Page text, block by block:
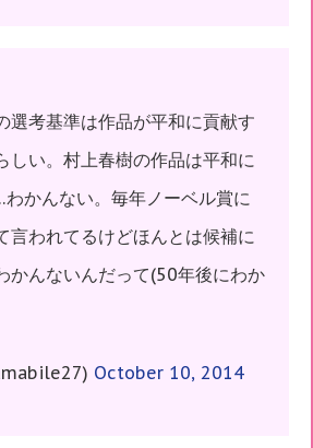
選考基準は作品が平和に貢献す
しい。村上春樹の作品は平和に
かんない。毎年ノーベル賞に
言われてるけどほんとは候補に
かんないんだって(50年後にわか
October 10, 2014